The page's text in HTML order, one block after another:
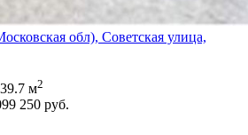
обл), Советская улица,
м2
250 руб.